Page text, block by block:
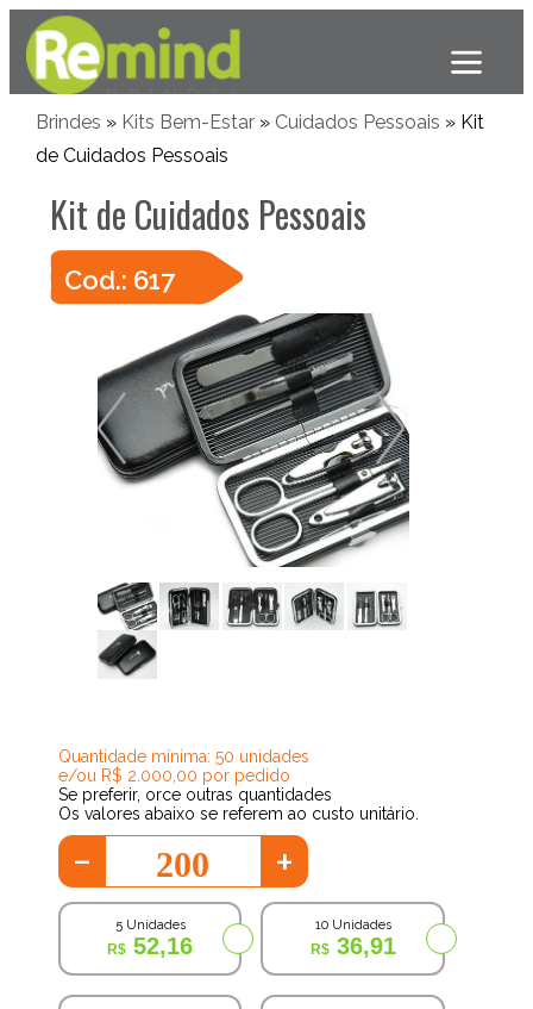
Brindes » Kits Bem-Estar» Cuidados Pessoais » Kit
de Cuidados Pessoais
Kit de Cuidados Pessoais
Cod.: 617
Quantidade mínima: 50 unidades
e/ou R$ 2.000,00 por pedido
Se preferir, orce outras quantidades
Os valores abaixo se referem ao custo unitário.
- +
5 Unidades
52,16
10 Unidades
36,91